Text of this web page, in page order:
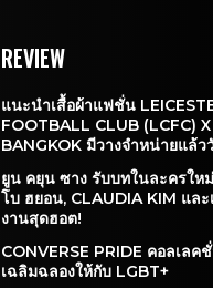
REVIEW
แนะนำเสื้อผ้าแฟชั่น
FOOTBALL CLUB (LCFC)
BANGKOK มีวางจำหน่ายแล้
ยูน คยุน ซาง รับบทในละครให
โบ ฮยอน, CLAUDIA KIM และ
งานสุดฮอต!
CONVERSE PRIDE คอลเลค
เฉลิมฉลองให้กับ LGBT+